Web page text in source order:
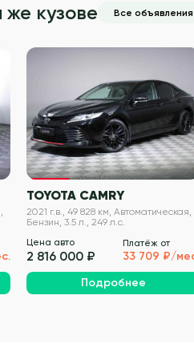
кузове Все объявления
VIN проверен
TOYOTA CAMRY
2021 г.в., 49 828 км, Автоматическая,
Бензин, 3.5 л., 249 л.с.
Цена авто
2 816 000 ₽
Платёж от
33 709 ₽/
Подробнее